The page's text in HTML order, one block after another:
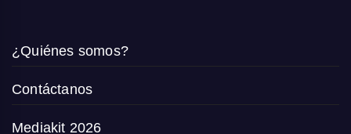
¿Quiénes somos?
Contáctanos
Mediakit 2026